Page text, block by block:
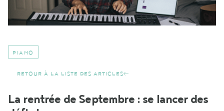
PIANO
RETOUR À LA LISTE DES ARTICLES
La rentrée de Septembre : se lancer des